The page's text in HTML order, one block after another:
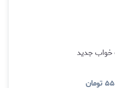
جدید
تومان